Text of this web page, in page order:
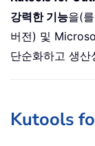
강력한 기능을(
버전) 및
단순화하고 생산
Kutools